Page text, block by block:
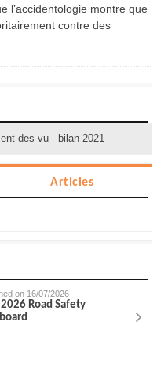
l’accidentologie montre que
contre des
des vu - bilan 2021
Articles
on 16/07/2026
Road Safety